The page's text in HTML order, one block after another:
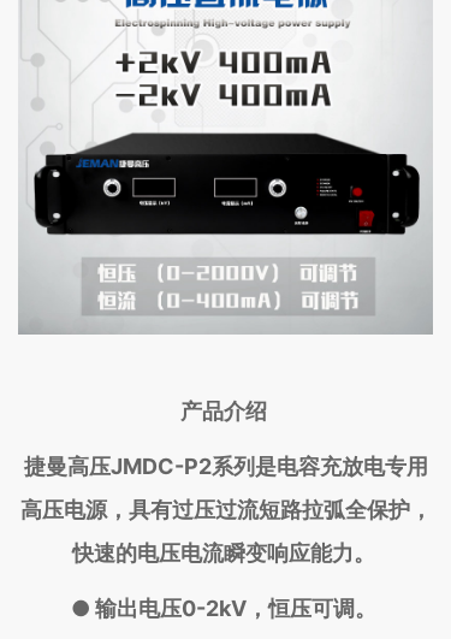
产品介绍
捷曼高压JMDC-P2系列是电容充放电专用
高压电源，具有过压过流短路拉弧全保护，
快速的电压电流瞬变响应能力。
● 输出电压0-2kV，恒压可调。